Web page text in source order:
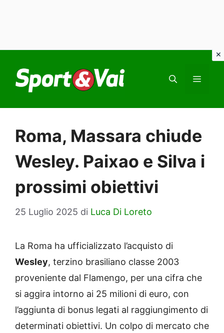
contenuto
Roma, Massara chiude
Wesley. Paixao e Silva i
prossimi obiettivi
25 Luglio 2025 di Luca Di Loreto
La Roma ha ufficializzato l’acquisto di
Wesley, terzino brasiliano classe 2003
proveniente dal Flamengo, per una cifra che
si aggira intorno ai 25 milioni di euro, con
l’aggiunta di bonus legati al raggiungimento di
determinati obiettivi. Un colpo di mercato che